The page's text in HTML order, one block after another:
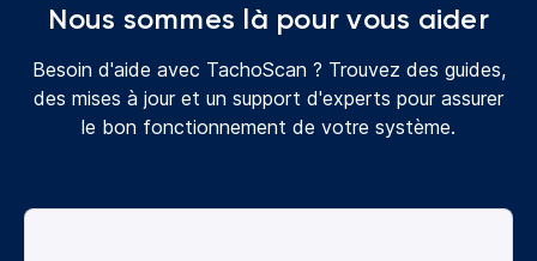
Nous sommes là pour vous aider
Besoin d'aide avec TachoScan ? Trouvez des guides,
des mises à jour et un support d'experts pour assurer
le bon fonctionnement de votre système.